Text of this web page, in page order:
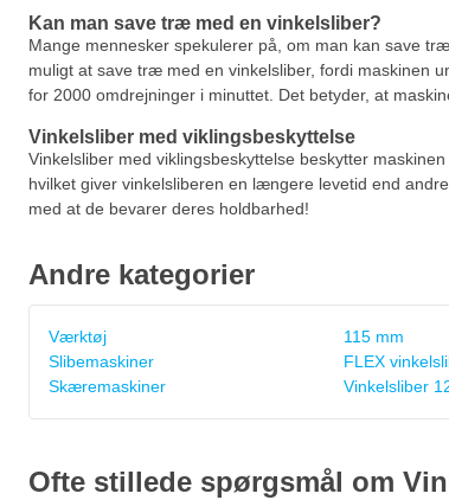
Kan man save træ med en vinkelsliber?
Mange mennesker spekulerer på, om man kan save
muligt at save træ med en vinkelsliber, fordi maskinen
for 2000 omdrejninger i minuttet. Det betyder, at
Vinkelsliber med viklingsbeskyttelse
Vinkelsliber med viklingsbeskyttelse beskytter
hvilket giver vinkelsliberen en længere levetid end
med at de bevarer deres holdbarhed!
Andre kategorier
Værktøj
Slibemaskiner
Skæremaskiner
115 mm
FLEX
Vinkelsliber
Ofte stillede spørgsmål om